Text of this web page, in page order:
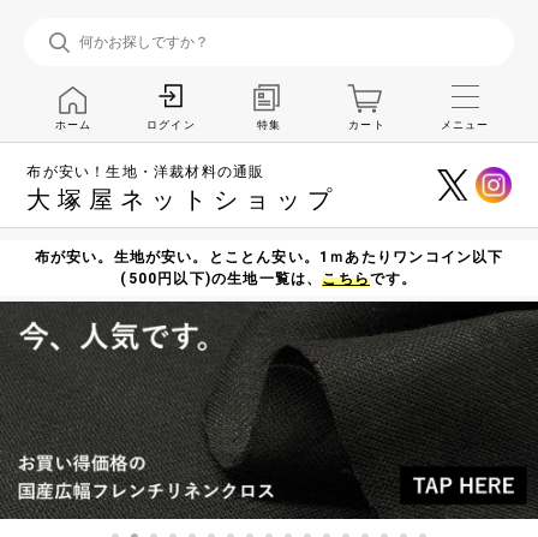
布が安い！生地・洋裁材料の通販
大塚屋ネットショップ
ホーム ログイン 特集 カート メニュー
布が安い。生地が安い。とことん安い。1ｍあたりワンコイン以下
(500円以下)の生地一覧は、こちらです。